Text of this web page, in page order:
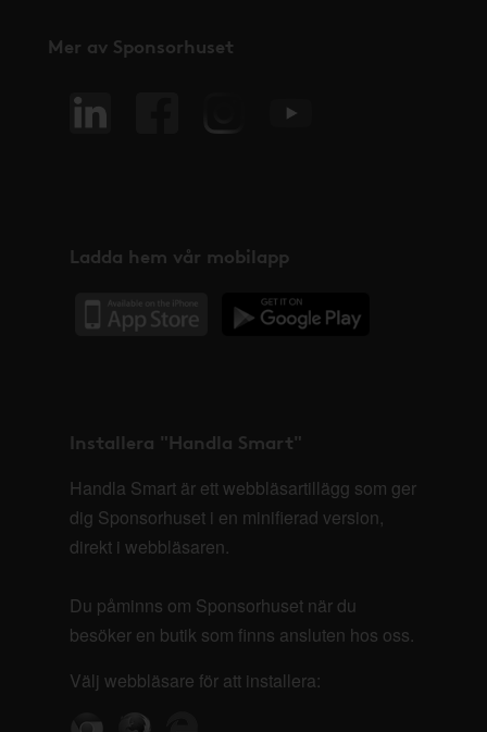
Mer av Sponsorhuset
Ladda hem vår mobilapp
Installera "Handla Smart"
Handla Smart är ett webbläsartillägg som ger
dig Sponsorhuset i en minifierad version,
direkt i webbläsaren.
Du påminns om Sponsorhuset när du
besöker en butik som finns ansluten hos oss.
Välj webbläsare för att installera: